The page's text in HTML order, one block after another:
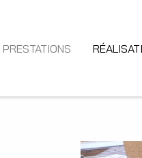
PRESTATIONS